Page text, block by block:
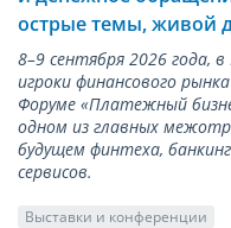
острые темы, живой
8–9 сентября 2026 года,
игроки финансового
Форуме «Платежный
одном из главных
будущем финтеха,
сервисов.
Выставки и конференции